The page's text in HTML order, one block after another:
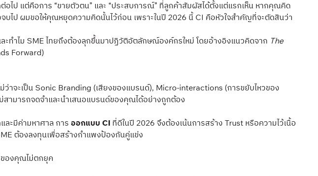
อไป แต่คือการ “ขายตัวตน” และ “ประสบการณ์” ที่ลูกค้าสัมผัสได้ตั้งแต่แรกเห็น หากคุณคิด
ไป ผมขอให้คุณหยุดความคิดนั้นไว้ก่อน เพราะในปี 2026 นี้ CI คือหัวใจสำคัญที่จะตัดสินว่า
ะทำไม SME ไทยถึงต้องลุกขึ้นมาปฏิวัติอัตลักษณ์องค์กรใหม่ โดยอ้างอิงแนวคิดจาก The
Forward)
าจะเป็น Sonic Branding (เสียงของแบรนด์), Micro-interactions (การขยับไหวของ
ามารถจดจำและนำเสนอแบรนด์ของคุณได้อย่างถูกต้อง
ละมีค่ามหาศาล การ ออกแบบ CI ที่ดีในปี 2026 จึงต้องเน้นการสร้าง Trust หรือความไว้เนื้อ
ต้องลงทุนเพื่อสร้างกำแพงป้องกันคู่แข่ง
ของคุณไม่ตกยุค